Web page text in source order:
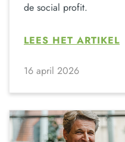
de social profit.
LEES HET ARTIKEL
16 april 2026